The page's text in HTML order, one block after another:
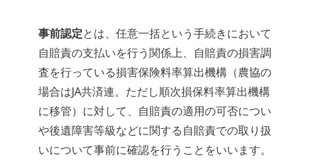
事前認定とは、任意一括という手続きにおいて
自賠責の支払いを行う関係上、自賠責の損害調
査を行っている損害保険料率算出機構（農協の
場合はJA共済連。ただし順次損保料率算出機構
に移管）に対して、自賠責の適用の可否につい
や後遺障害等級などに関する自賠責での取り扱
いについて事前に確認を行うことをいいます。